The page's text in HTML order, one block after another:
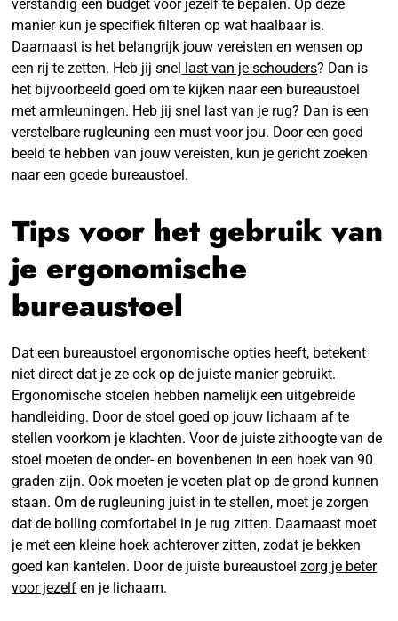
verstandig een budget voor jezelf te bepalen. Op deze
manier kun je specifiek filteren op wat haalbaar is.
Daarnaast is het belangrijk jouw vereisten en wensen op
een rij te zetten. Heb jij snel last van je schouders? Dan is
het bijvoorbeeld goed om te kijken naar een bureaustoel
met armleuningen. Heb jij snel last van je rug? Dan is een
verstelbare rugleuning een must voor jou. Door een goed
beeld te hebben van jouw vereisten, kun je gericht zoeken
naar een goede bureaustoel.
Tips voor het gebruik van
je ergonomische
bureaustoel
Dat een bureaustoel ergonomische opties heeft, betekent
niet direct dat je ze ook op de juiste manier gebruikt.
Ergonomische stoelen hebben namelijk een uitgebreide
handleiding. Door de stoel goed op jouw lichaam af te
stellen voorkom je klachten. Voor de juiste zithoogte van de
stoel moeten de onder- en bovenbenen in een hoek van 90
graden zijn. Ook moeten je voeten plat op de grond kunnen
staan. Om de rugleuning juist in te stellen, moet je zorgen
dat de bolling comfortabel in je rug zitten. Daarnaast moet
je met een kleine hoek achterover zitten, zodat je bekken
goed kan kantelen. Door de juiste bureaustoelzorg je beter
voor jezelf en je lichaam.